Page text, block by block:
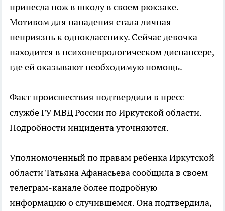
принесла нож в школу в своем рюкзаке.
Мотивом для нападения стала личная
неприязнь к однокласснику. Сейчас девочка
находится в психоневрологическом диспансере,
где ей оказывают необходимую помощь.
Факт происшествия подтвердили в пресс-
службе ГУ МВД России по Иркутской области.
Подробности инцидента уточняются.
Уполномоченный по правам ребенка Иркутской
области Татьяна Афанасьева сообщила в своем
телеграм-канале более подробную
информацию о случившемся. Она подтвердила,